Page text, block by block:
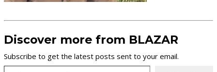
Discover more from BLAZAR
Subscribe to get the latest posts sent to your email.
Type your email…